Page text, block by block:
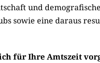
und
sowie eine daraus
für Ihre Amtszeit